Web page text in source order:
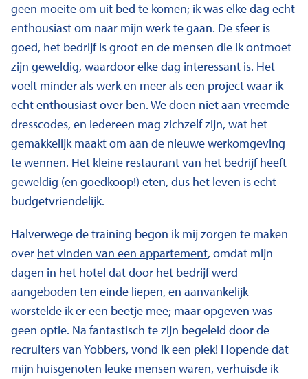
geen moeite om uit bed te komen; ik was elke dag echt
enthousiast om naar mijn werk te gaan. De sfeer is
goed, het bedrijf is groot en de mensen die ik ontmoet
zijn geweldig, waardoor elke dag interessant is. Het
voelt minder als werk en meer als een project waar ik
echt enthousiast over ben. We doen niet aan vreemde
dresscodes, en iedereen mag zichzelf zijn, wat het
gemakkelijk maakt om aan de nieuwe werkomgeving
te wennen. Het kleine restaurant van het bedrijf heeft
geweldig (en goedkoop!) eten, dus het leven is echt
budgetvriendelijk.
Halverwege de training begon ik mij zorgen te maken
over het vinden van een appartement, omdat mijn
dagen in het hotel dat door het bedrijf werd
aangeboden ten einde liepen, en aanvankelijk
worstelde ik er een beetje mee; maar opgeven was
geen optie. Na fantastisch te zijn begeleid door de
recruiters van Yobbers, vond ik een plek! Hopende dat
mijn huisgenoten leuke mensen waren, verhuisde ik